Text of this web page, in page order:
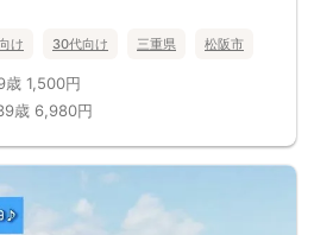
け 30代向け 三重県 松阪市
歳 1,500円
歳 6,980円